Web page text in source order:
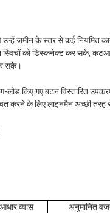
उन्हें जमीन के स्तर से कई नियमित
स्विचों को डिस्कनेक्ट कर सके,
सके।
किए गए बटन विस्तारित
करने के लिए लाइनमैन अच्छी तरह
आधार व्यास
अनुमानित